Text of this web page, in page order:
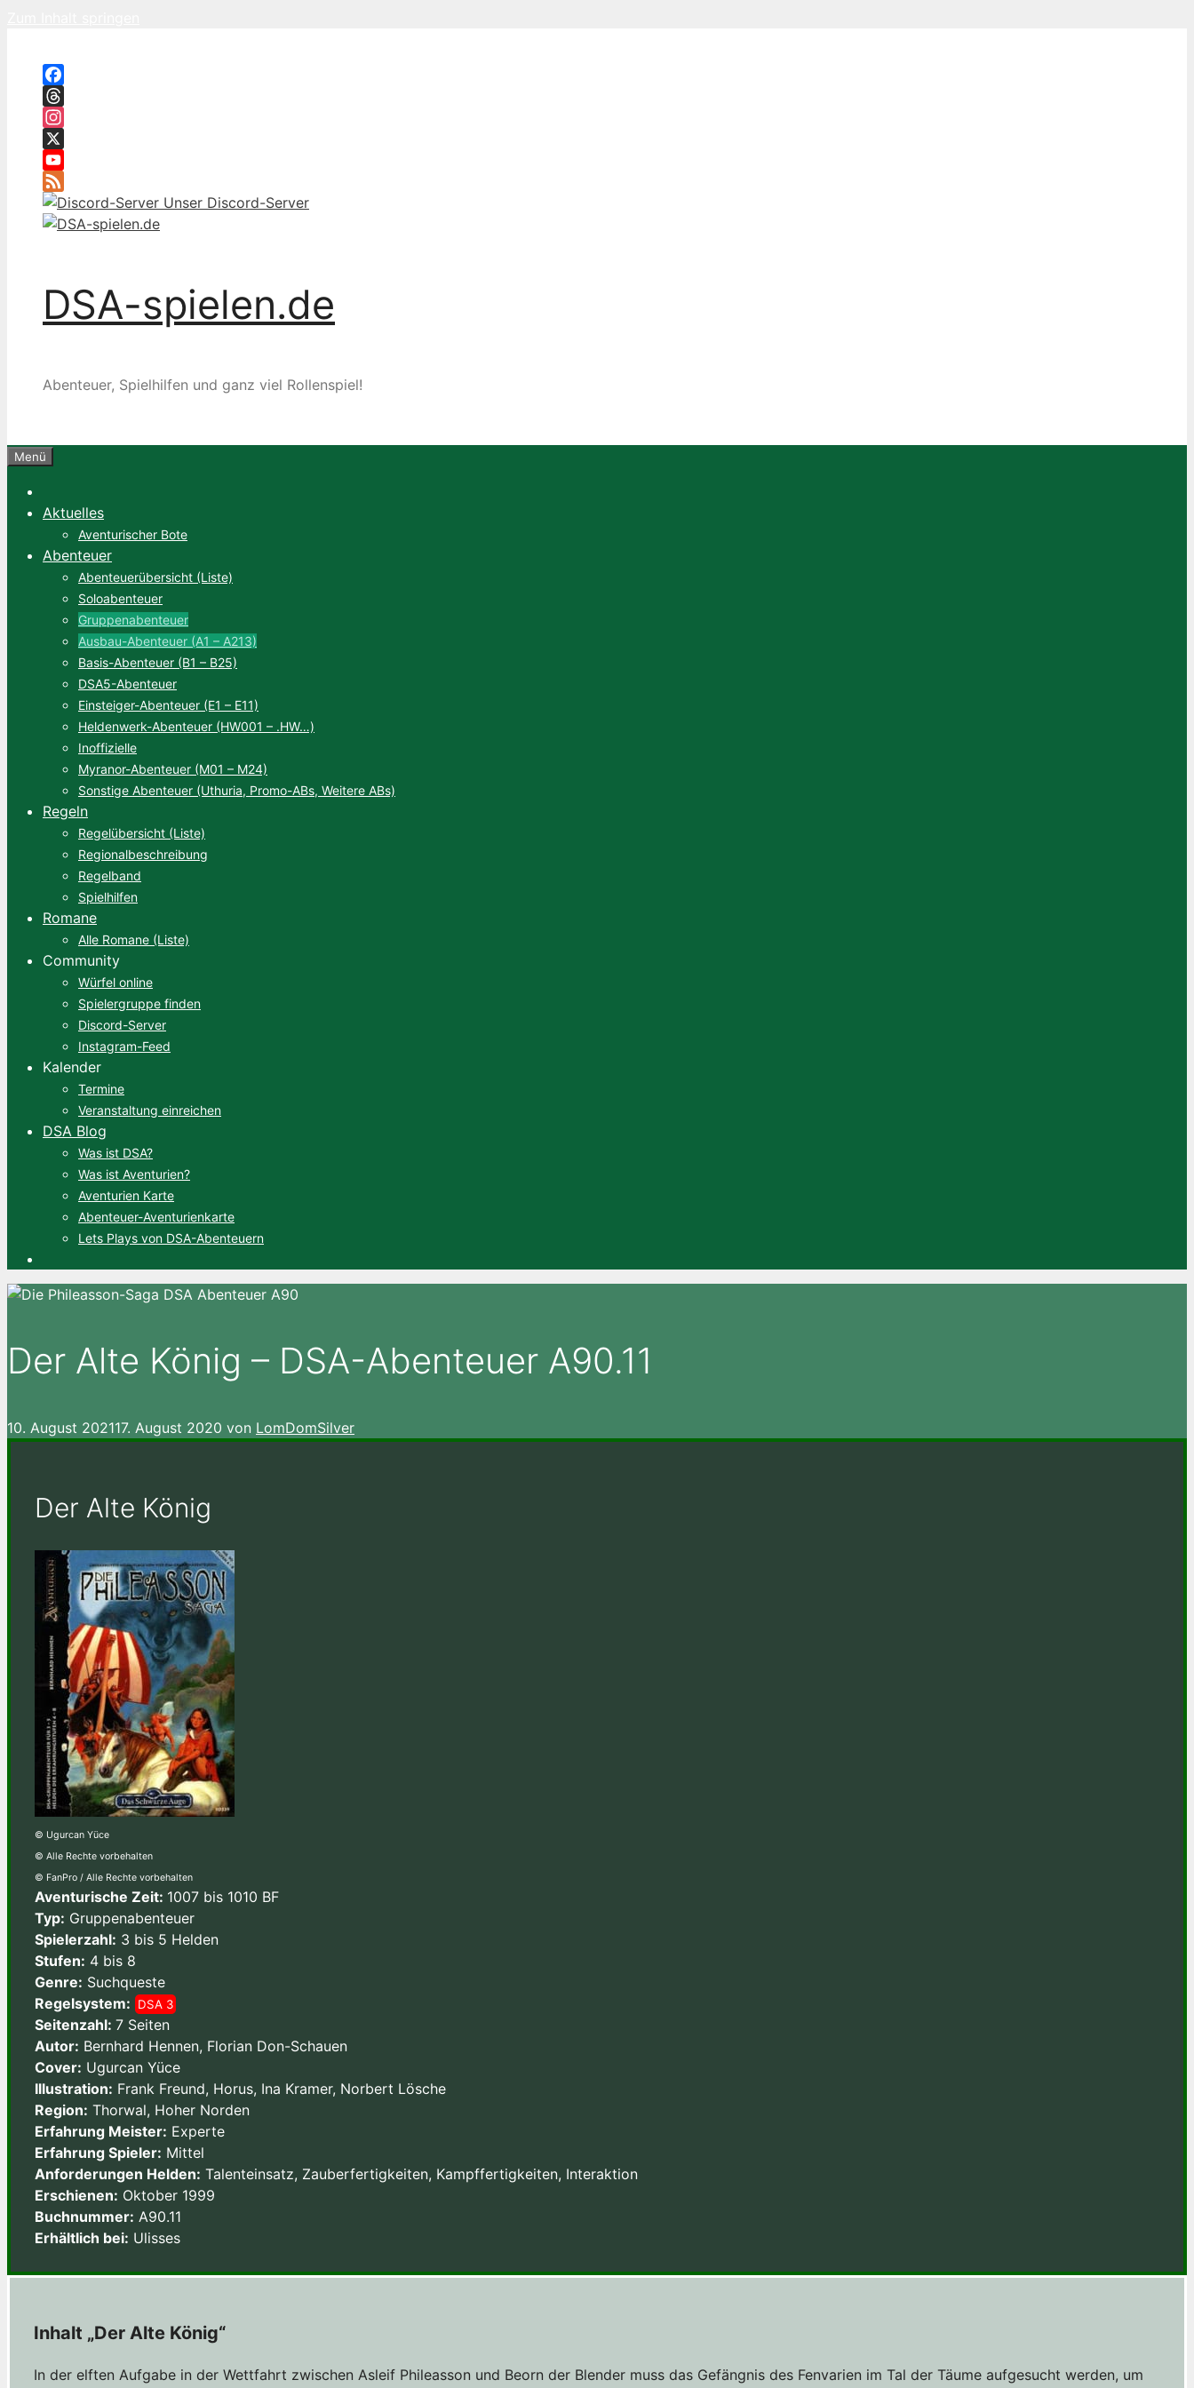
Facebook
Threads
Instagram
X
YouTube
Feed
Unser Discord-Server
DSA-spielen.de
Abenteuer, Spielhilfen und ganz viel Rollenspiel!
Menü
Aktuelles
Aventurischer Bote
Abenteuer
Abenteuerübersicht (Liste)
Soloabenteuer
Gruppenabenteuer
Ausbau-Abenteuer (A1 – A213)
Basis-Abenteuer (B1 – B25)
DSA5-Abenteuer
Einsteiger-Abenteuer (E1 – E11)
Heldenwerk-Abenteuer (HW001 – .HW…)
Inoffizielle
Myranor-Abenteuer (M01 – M24)
Sonstige Abenteuer (Uthuria, Promo-ABs, Weitere ABs)
Regeln
Regelübersicht (Liste)
Regionalbeschreibung
Regelband
Spielhilfen
Romane
Alle Romane (Liste)
Community
Würfel online
Spielergruppe finden
Discord-Server
Instagram-Feed
Kalender
Termine
Veranstaltung einreichen
DSA Blog
Was ist DSA?
Was ist Aventurien?
Aventurien Karte
Abenteuer-Aventurienkarte
Lets Plays von DSA-Abenteuern
Der Alte König – DSA-Abenteuer A90.11
10. August 202117. August 2020 von LomDomSilver
Der Alte König
© Ugurcan Yüce
© Alle Rechte vorbehalten
© FanPro / Alle Rechte vorbehalten
Aventurische Zeit: 1007 bis 1010 BF
Typ: Gruppenabenteuer
Spielerzahl: 3 bis 5 Helden
Stufen: 4 bis 8
Genre: Suchqueste
Regelsystem:
DSA 3
Seitenzahl: 7 Seiten
Autor: Bernhard Hennen, Florian Don-Schauen
Cover: Ugurcan Yüce
Illustration: Frank Freund, Horus, Ina Kramer, Norbert Lösche
Region: Thorwal, Hoher Norden
Erfahrung Meister: Experte
Erfahrung Spieler: Mittel
Anforderungen Helden: Talenteinsatz, Zauberfertigkeiten, Kampffertigkeiten, Interaktion
Erschienen: Oktober 1999
Buchnummer: A90.11
Erhältlich bei: Ulisses
Inhalt „Der Alte König“
In der elften Aufgabe in der Wettfahrt zwischen Asleif Phileasson und Beorn der Blender muss das Gefängnis des Fenvarien im Tal der Täume aufgesucht werden, um